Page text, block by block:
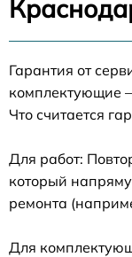
Гарантия от
комплектующие
Что считается
Для работ:
который
ремонта
Для